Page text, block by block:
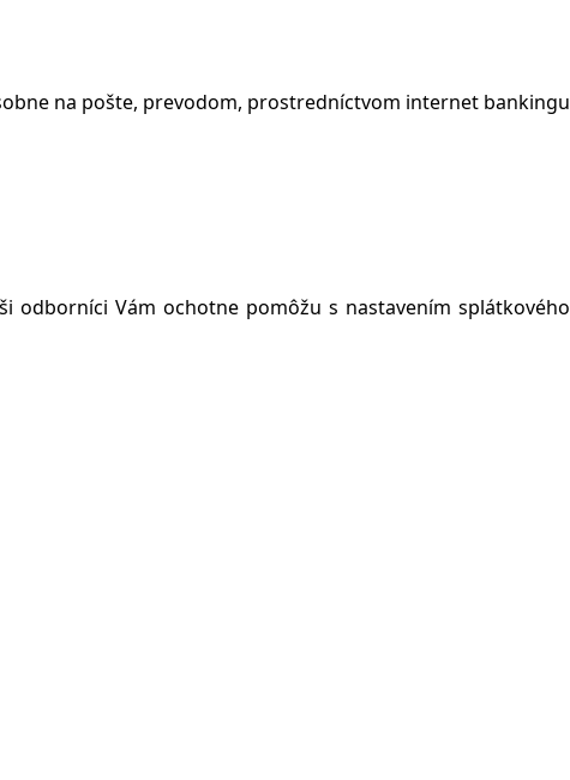
na pošte, prevodom, prostredníctvom internet bankingu
odborníci Vám ochotne pomôžu s nastavením splátkového